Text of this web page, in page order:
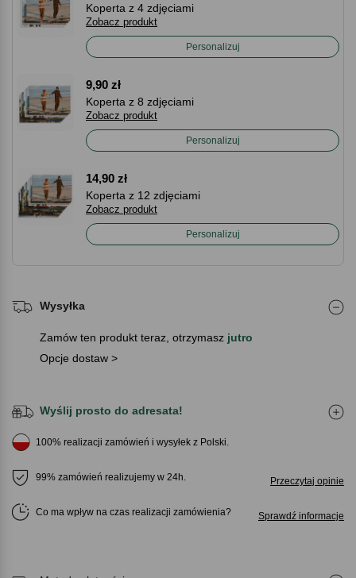
Koperta z 4 zdjęciami
Zobacz produkt
Personalizuj
9,90 zł
Koperta z 8 zdjęciami
Zobacz produkt
Personalizuj
14,90 zł
Koperta z 12 zdjęciami
Zobacz produkt
Personalizuj
Wysyłka
Zamów ten produkt teraz, otrzymasz jutro
Opcje dostaw >
Wyślij prosto do adresata!
100% realizacji zamówień i wysyłek z Polski.
99% zamówień realizujemy w 24h. Przeczytaj opinie
Co ma wpływ na czas realizacji zamówienia Sprawdź informacje